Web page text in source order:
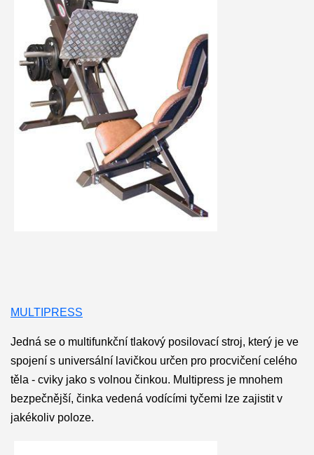
MULTIPRESS
Jedná se o multifunkční tlakový posilovací stroj, který je ve
spojení s universální lavičkou určen pro procvičení celého
těla - cviky jako s volnou činkou. Multipress je mnohem
bezpečnější, činka vedená vodícími tyčemi lze zajistit v
jakékoliv poloze.